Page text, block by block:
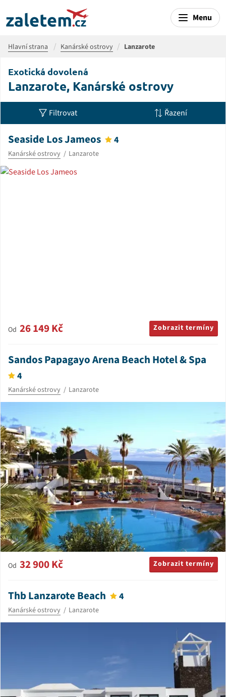
Menu
Hlavní strana Kanárské ostrovy Lanzarote
Exotická dovolená
Lanzarote, Kanárské ostrovy
Filtrovat Řazení
Seaside Los Jameos 4
Kanárské ostrovy Lanzarote
Od 26 149 Kč Zobrazit termíny
Sandos Papagayo Arena Beach Hotel & Spa
4
Kanárské ostrovy Lanzarote
Od 32 900 Kč Zobrazit termíny
Thb Lanzarote Beach 4
Kanárské ostrovy Lanzarote